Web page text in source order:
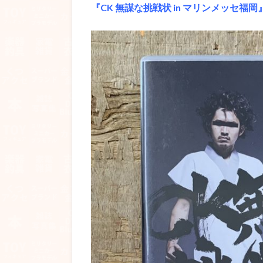
『CK 無謀な挑戦状 in マリンメッセ福岡